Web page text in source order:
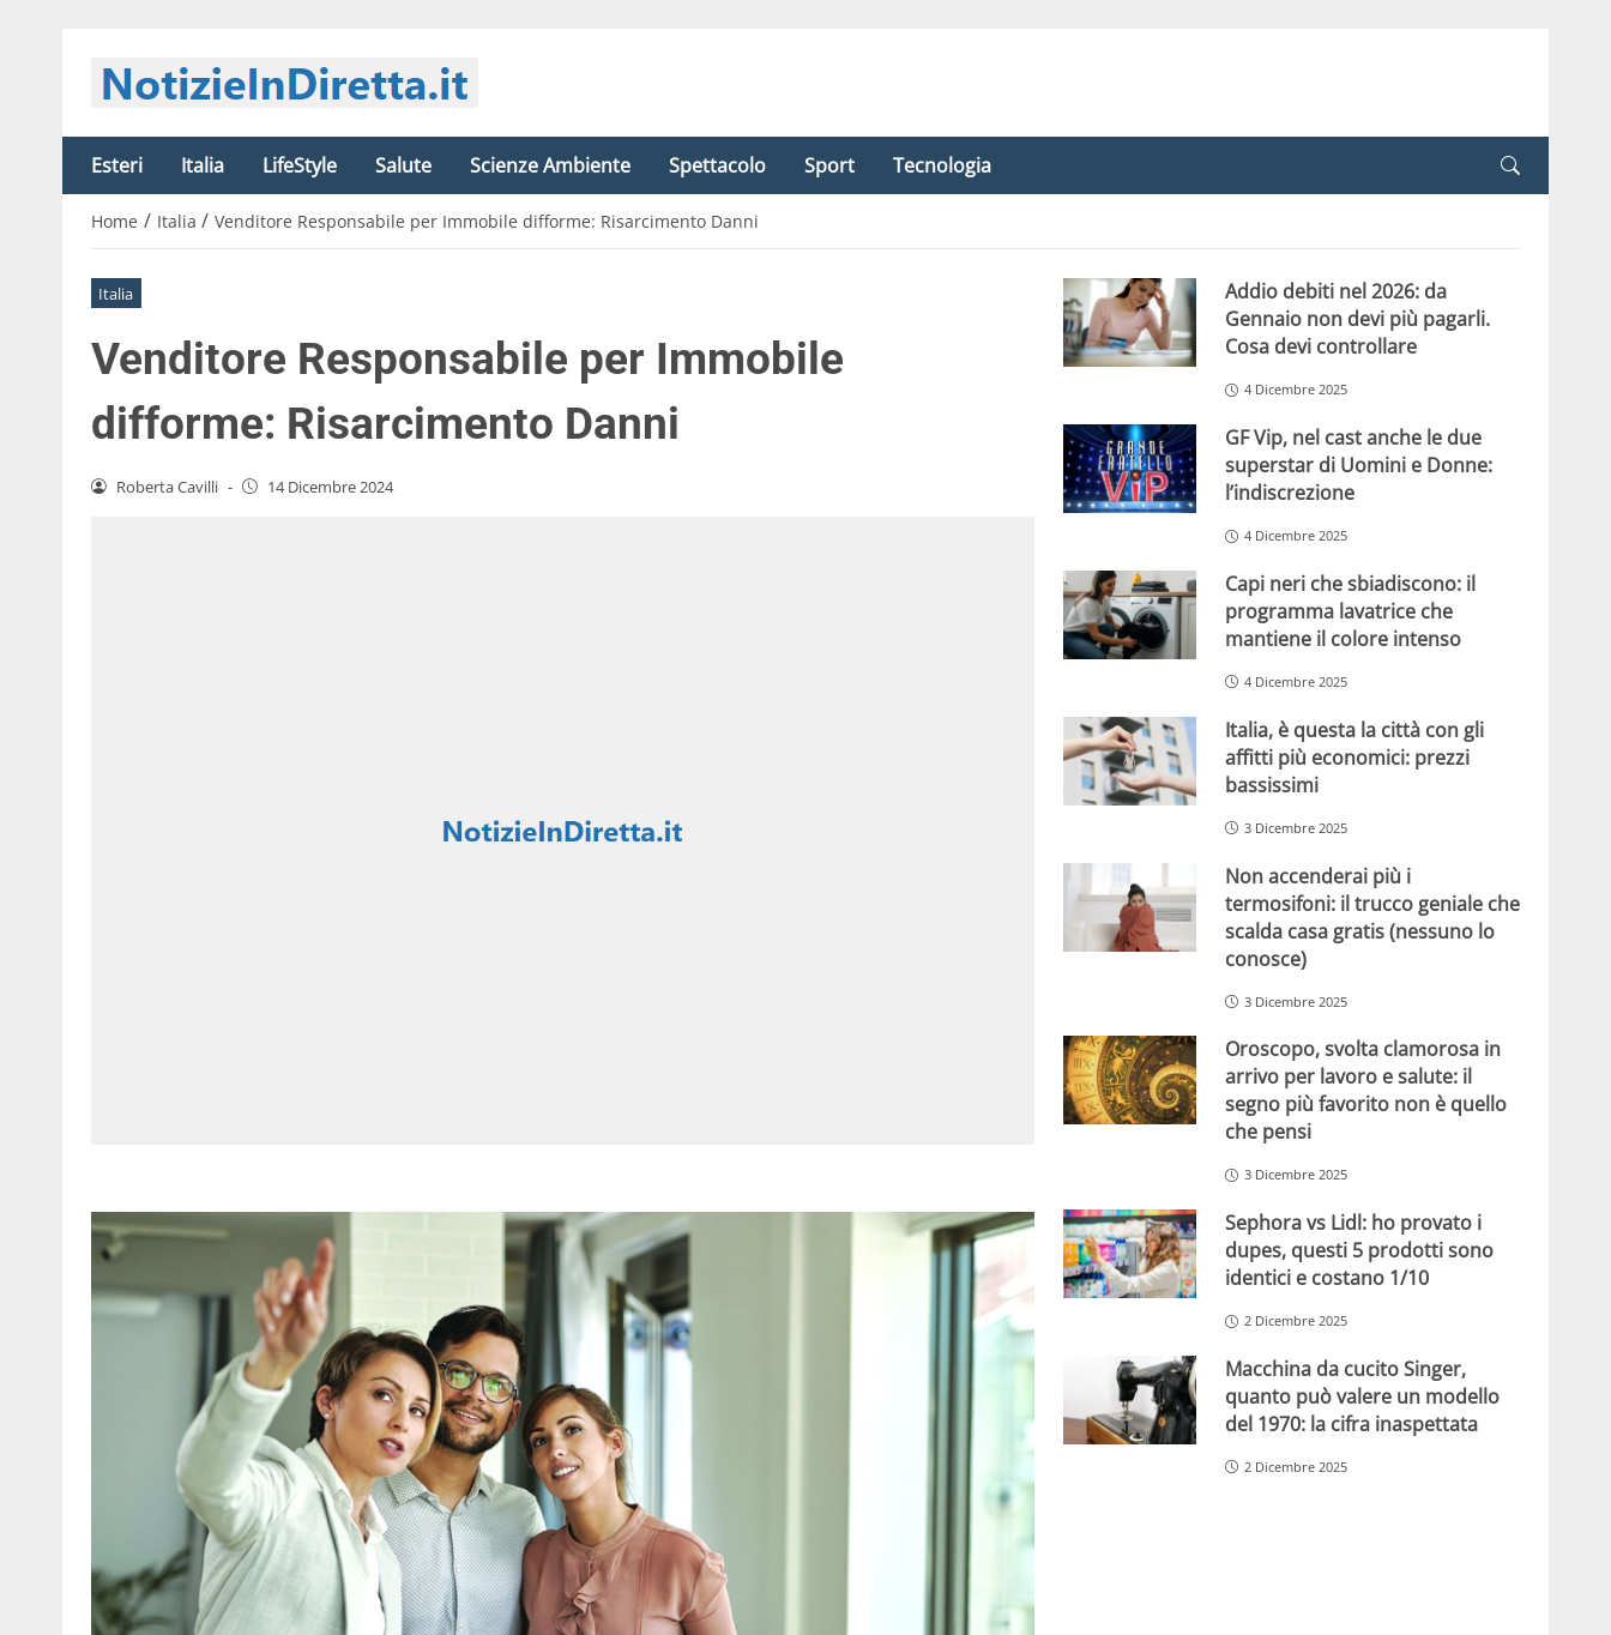
Esteri Italia LifeStyle Salute Scienze Ambiente Spettacolo Sport Tecnologia
Home / Italia / Venditore Responsabile per Immobile difforme: Risarcimento Danni
Italia
Venditore Responsabile per Immobile
difforme: Risarcimento Danni
Roberta Cavilli - 14 Dicembre 2024
Addio debiti nel 2026: da
Gennaio non devi più pagarli.
Cosa devi controllare
4 Dicembre 2025
GF Vip, nel cast anche le due
superstar di Uomini e Donne:
l’indiscrezione
4 Dicembre 2025
Capi neri che sbiadiscono: il
programma lavatrice che
mantiene il colore intenso
4 Dicembre 2025
Italia, è questa la città con gli
affitti più economici: prezzi
bassissimi
3 Dicembre 2025
Non accenderai più i
termosifoni: il trucco geniale che
scalda casa gratis (nessuno lo
conosce)
3 Dicembre 2025
Oroscopo, svolta clamorosa in
arrivo per lavoro e salute: il
segno più favorito non è quello
che pensi
3 Dicembre 2025
Sephora vs Lidl: ho provato i
dupes, questi 5 prodotti sono
identici e costano 1/10
2 Dicembre 2025
Macchina da cucito Singer,
quanto può valere un modello
del 1970: la cifra inaspettata
2 Dicembre 2025